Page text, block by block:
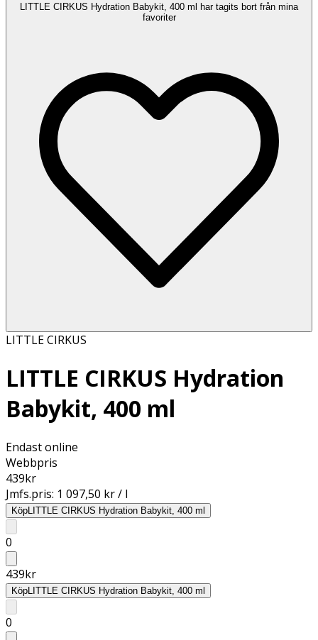
LITTLE CIRKUS Hydration Babykit, 400 ml har tagits bort från mina
favoriter
LITTLE CIRKUS
LITTLE CIRKUS Hydration
Babykit, 400 ml
Endast online
Webbpris
439kr
Jmfs.pris: 1 097,50 kr / l
KöpLITTLE CIRKUS Hydration Babykit, 400 ml
0
439kr
KöpLITTLE CIRKUS Hydration Babykit, 400 ml
0